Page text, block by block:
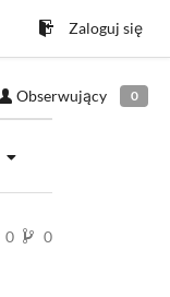
Zaloguj się
Obserwujący 0
0 0